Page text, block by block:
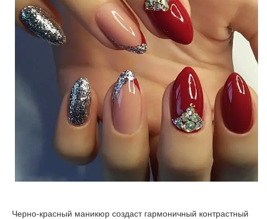
Черно-красный маникюр создаст гармоничный контрастный